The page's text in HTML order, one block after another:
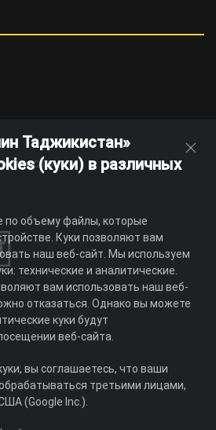
Таджикистан»
(куки) в различных
по объему файлы, которые
Куки позволяют вам
наш веб-сайт. Мы используем
технические и аналитические.
вам использовать наш веб-
отказаться. Однако вы можете
куки будут
веб-сайта.
вы соглашаетесь, что ваши
третьими лицами,
(Google Inc.).